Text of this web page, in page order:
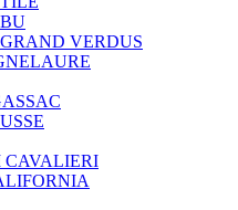
VERDUS
CAVALIERI